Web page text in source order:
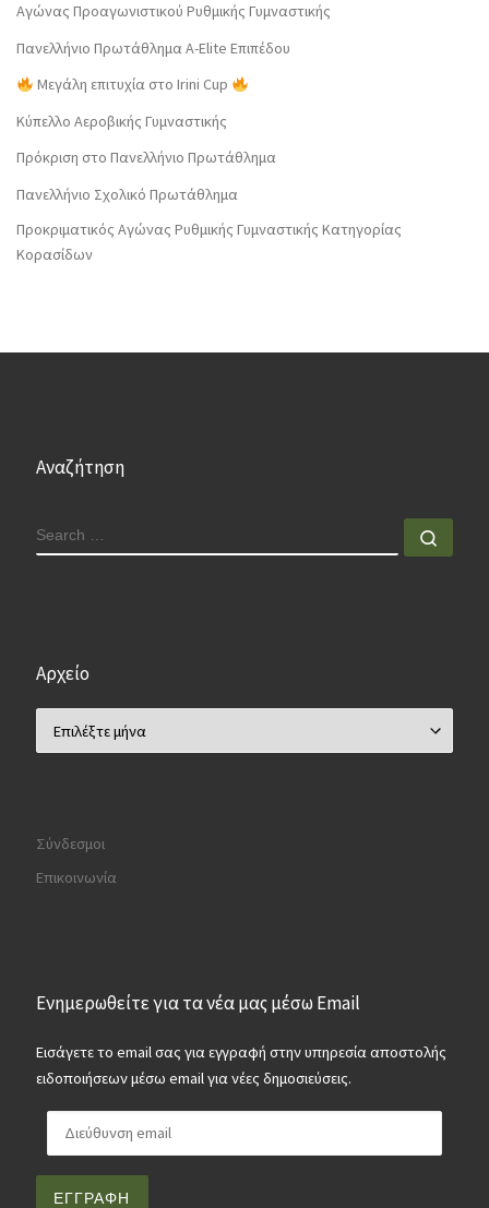
Αγώνας Προαγωνιστικού Ρυθμικής Γυμναστικής
Πανελλήνιο Πρωτάθλημα Α-Elite Επιπέδου
Μεγάλη επιτυχία στο Irini Cup
Κύπελλο Αεροβικής Γυμναστικής
Πρόκριση στο Πανελλήνιο Πρωτάθλημα
Πανελλήνιο Σχολικό Πρωτάθλημα
Προκριματικός Αγώνας Ρυθμικής Γυμναστικής Κατηγορίας
Κορασίδων
Αναζήτηση
SEARCH
Αρχείο
Σύνδεσμοι
Επικοινωνία
Ενημερωθείτε για τα νέα μας μέσω Email
Εισάγετε το email σας για εγγραφή στην υπηρεσία αποστολής
ειδοποιήσεων μέσω email για νέες δημοσιεύσεις.
ΕΓΓΡΑΦΉ